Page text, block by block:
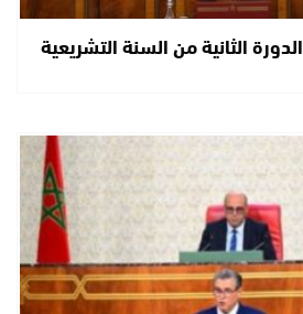
الثانية من السنة التشريعية